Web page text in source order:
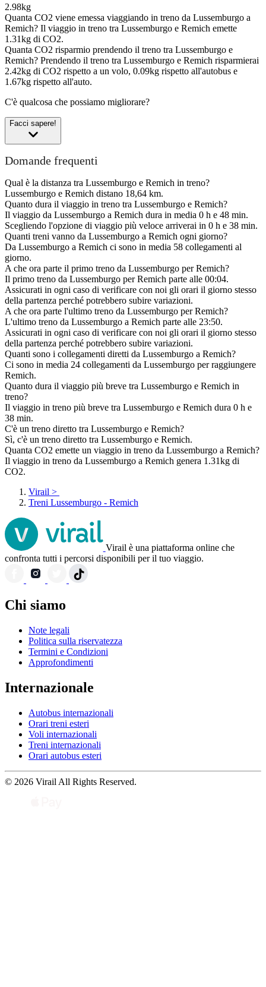
2.98kg
Quanta CO2 viene emessa viaggiando in treno da Lussemburgo a
Remich? Il viaggio in treno tra Lussemburgo e Remich emette
1.31kg di CO2.
Quanta CO2 risparmio prendendo il treno tra Lussemburgo e
Remich? Prendendo il treno tra Lussemburgo e Remich risparmierai
2.42kg di CO2 rispetto a un volo, 0.09kg rispetto all'autobus e
1.67kg rispetto all'auto.
C'è qualcosa che possiamo migliorare?
Facci sapere!
Domande frequenti
Qual è la distanza tra Lussemburgo e Remich in treno?
Lussemburgo e Remich distano 18,64 km.
Quanto dura il viaggio in treno tra Lussemburgo e Remich?
Il viaggio da Lussemburgo a Remich dura in media 0 h e 48 min.
Scegliendo l'opzione di viaggio più veloce arriverai in 0 h e 38 min.
Quanti treni vanno da Lussemburgo a Remich ogni giorno?
Da Lussemburgo a Remich ci sono in media 58 collegamenti al
giorno.
A che ora parte il primo treno da Lussemburgo per Remich?
Il primo treno da Lussemburgo per Remich parte alle 00:04.
Assicurati in ogni caso di verificare con noi gli orari il giorno stesso
della partenza perché potrebbero subire variazioni.
A che ora parte l'ultimo treno da Lussemburgo per Remich?
L'ultimo treno da Lussemburgo a Remich parte alle 23:50.
Assicurati in ogni caso di verificare con noi gli orari il giorno stesso
della partenza perché potrebbero subire variazioni.
Quanti sono i collegamenti diretti da Lussemburgo a Remich?
Ci sono in media 24 collegamenti da Lussemburgo per raggiungere
Remich.
Quanto dura il viaggio più breve tra Lussemburgo e Remich in
treno?
Il viaggio in treno più breve tra Lussemburgo e Remich dura 0 h e
38 min.
C'è un treno diretto tra Lussemburgo e Remich?
Sì, c'è un treno diretto tra Lussemburgo e Remich.
Quanta CO2 emette un viaggio in treno da Lussemburgo a Remich?
Il viaggio in treno da Lussemburgo a Remich genera 1.31kg di
CO2.
Virail >
Treni Lussemburgo - Remich
Virail è una piattaforma online che
confronta tutti i percorsi disponibili per il tuo viaggio.
Chi siamo
Note legali
Politica sulla riservatezza
Termini e Condizioni
Approfondimenti
Internazionale
Autobus internazionali
Orari treni esteri
Voli internazionali
Treni internazionali
Orari autobus esteri
© 2026 Virail All Rights Reserved.